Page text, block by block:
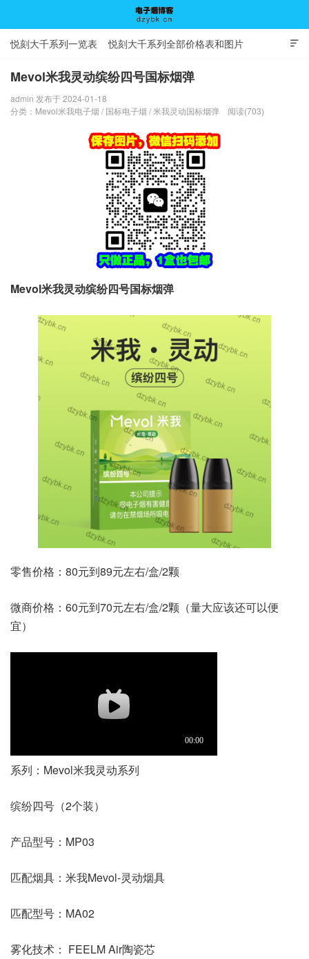
电子烟博客

悦刻大千系列一览表 悦刻大千系列全部价格表和图片
Mevol米我灵动缤纷四号国标烟弹
admin 发布于 2024-01-18
分类： Mevol米我电子烟 / 国标电子烟 /米我灵动国标烟弹 阅读(703)
Mevol米我灵动缤纷四号国标烟弹
零售价格：80元到89元左右/盒/2颗
微商价格：60元到70元左右/盒/2颗（量大应该还可以便
宜）
系列：Mevol米我灵动系列
缤纷四号（2个装）
产品型号：MP03
匹配烟具：米我Mevol-灵动烟具
匹配型号：MA02
雾化技术： FEELM Air陶瓷芯